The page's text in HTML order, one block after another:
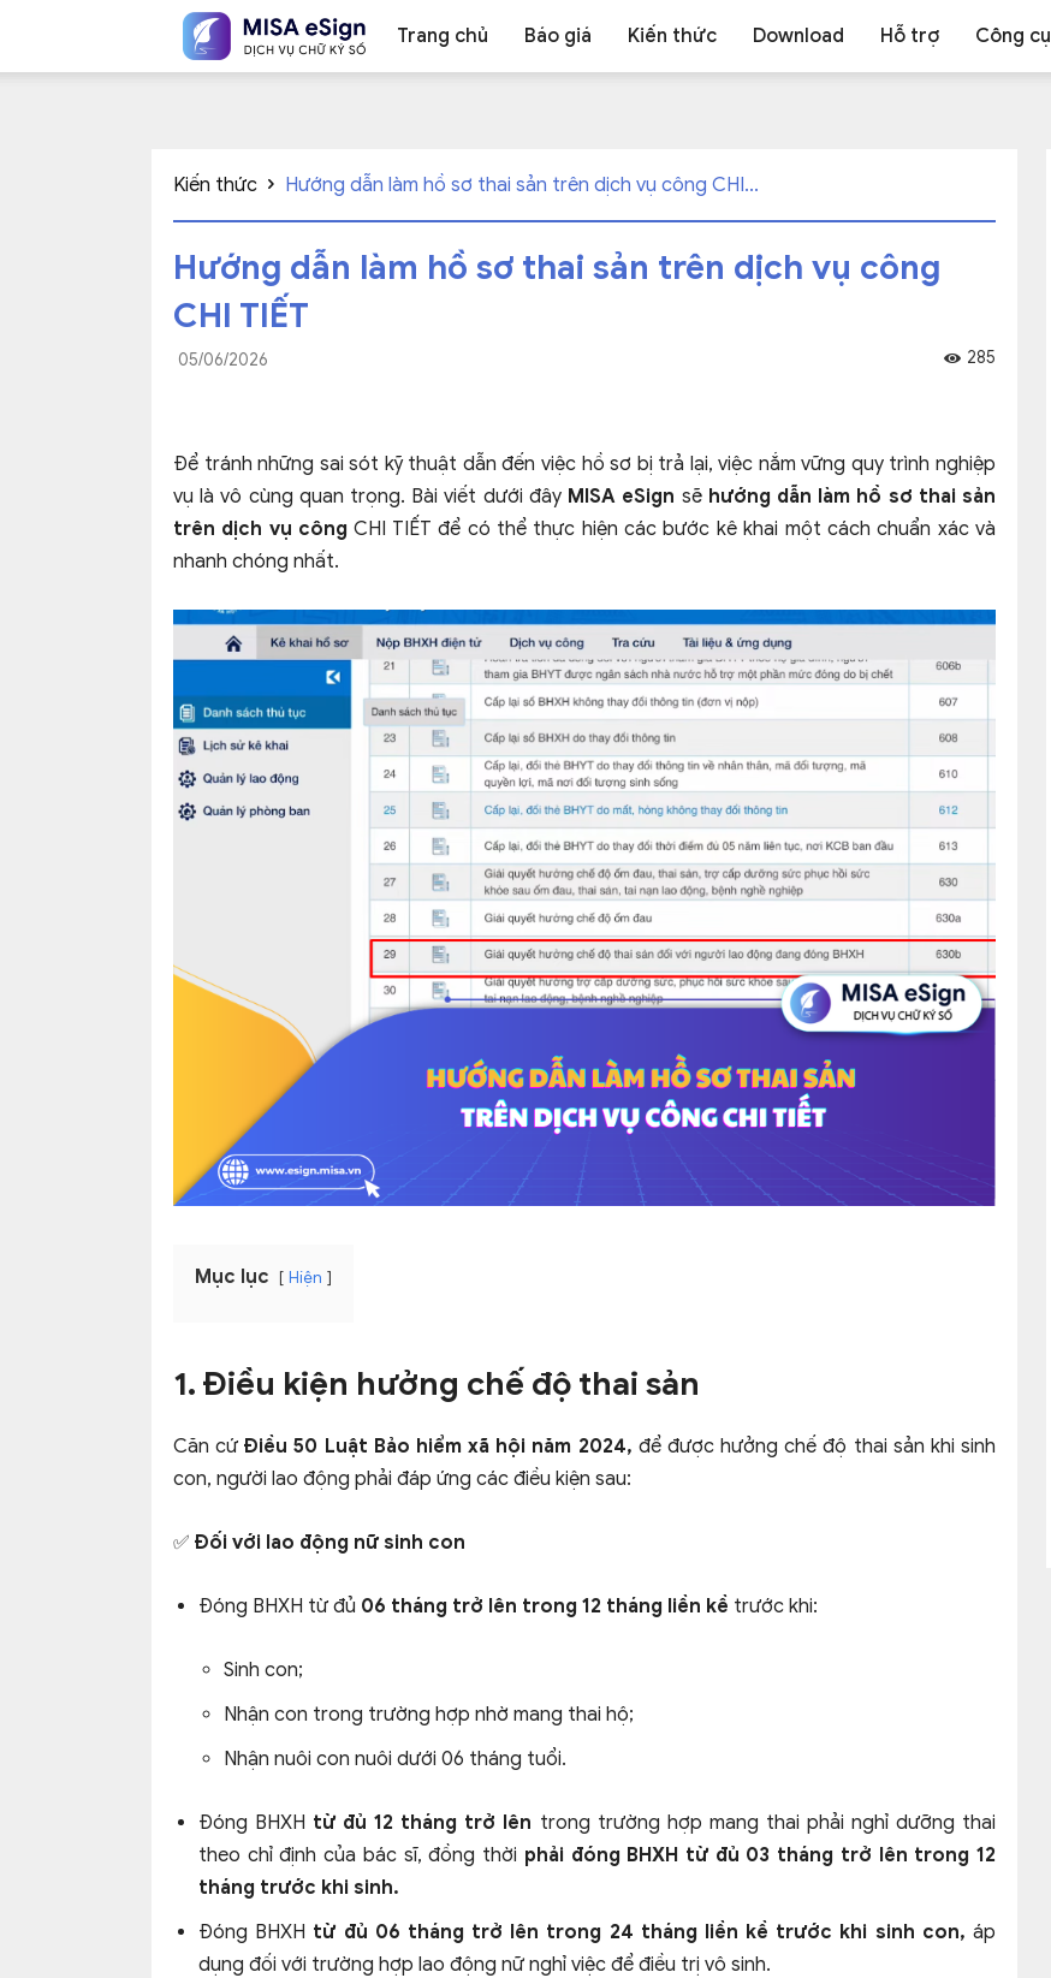
ký
MISA
eSign
Trang chủ Báo giá Kiến thức Download Hỗ trợ Công cụ
Kiến thức Hướng dẫn làm hồ sơ thai sản trên dịch vụ công CHI...
Hướng dẫn làm hồ sơ thai sản trên dịch vụ công
CHI TIẾT
05/06/2026 285
Để tránh những sai sót kỹ thuật dẫn đến việc hồ sơ bị trả lại, việc nắm vững quy trình nghiệp
vụ là vô cùng quan trọng. Bài viết dưới đây MISA eSign sẽ hướng dẫn làm hồ sơ thai sản
trên dịch vụ công CHI TIẾT để có thể thực hiện các bước kê khai một cách chuẩn xác và
nhanh chóng nhất.
Mục lục Hiện
1. Điều kiện hưởng chế độ thai sản
Căn cứĐiều 50 Luật Bảo hiểm xã hội năm 2024, để được hưởng chế độ thai sản khi sinh
con, người lao động phải đáp ứng các điều kiện sau:
✅ Đối với lao động nữ sinh con
Đóng BHXH từ đủ 06 tháng trở lên trong 12 tháng liền kề trước khi:
Sinh con;
Nhận con trong trường hợp nhờ mang thai hộ;
Nhận nuôi con nuôi dưới 06 tháng tuổi.
Đóng BHXH từ đủ 12 tháng trở lên trong trường hợp mang thai phải nghỉ dưỡng thai
theo chỉ định của bác sĩ, đồng thời phải đóng BHXH từ đủ 03 tháng trở lên trong 12
tháng trước khi sinh.
Đóng BHXH từ đủ 06 tháng trở lên trong 24 tháng liền kề trước khi sinh con, áp
dụng đối với trường hợp lao động nữ nghỉ việc để điều trị vô sinh.